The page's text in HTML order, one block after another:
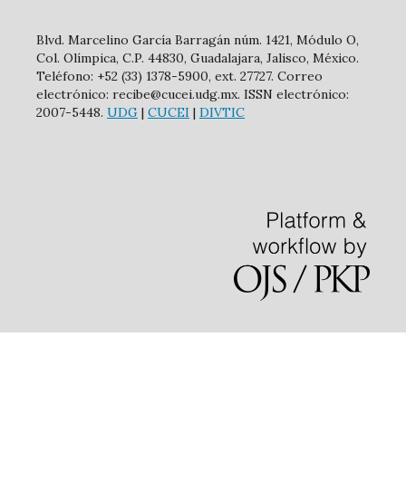
Blvd. Marcelino García Barragán núm. 1421, Módulo O,
Col. Olímpica, C.P. 44830, Guadalajara, Jalisco, México.
Teléfono: +52 (33) 1378-5900, ext. 27727. Correo
electrónico: recibe@cucei.udg.mx. ISSN electrónico:
2007-5448. UDG | CUCEI | DIVTIC